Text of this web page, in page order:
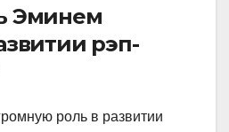
Эминем
рэп-
роль в развитии